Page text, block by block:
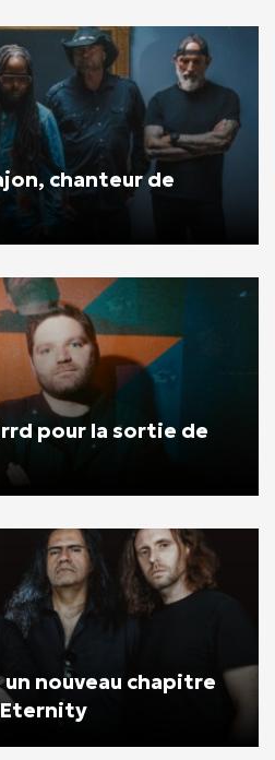
chanteur de
pour la sortie de
un nouveau chapitre
Eternity